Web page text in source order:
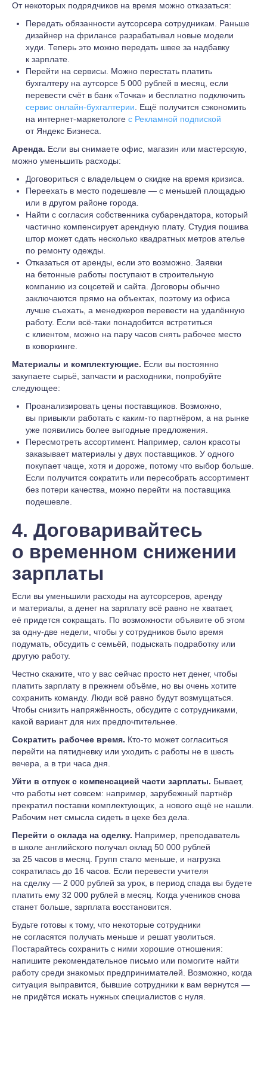
От некоторых подрядчиков на время можно отказаться:
Передать обязанности аутсорсера сотрудникам.
Раньше
дизайнер на фрилансе разрабатывал новые модели
худи. Теперь это можно передать швее за надбавку
к зарплате.
Перейти на сервисы. Можно перестать платить
бухгалтеру на аутсорсе 5 000 рублей в месяц, если
перевести счёт в банк «Точка» и бесплатно подключить
сервис онлайн-бухгалтерии . Ещё получится сэкономить
на интернет-маркетологе с Рекламной подпиской
от Яндекс Бизнеса.
Аренда. Если вы снимаете офис, магазин или мастерскую,
можно уменьшить расходы:
Договориться с владельцем о скидке на время кризиса.
Переехать в место подешевле — с меньшей площадью
или в другом районе города.
Найти с согласия собственника субарендатора, который
частично компенсирует арендную плату. Студия пошива
штор может сдать несколько квадратных метров ателье
по ремонту одежды.
Отказаться от аренды, если это возможно. Заявки
на бетонные работы поступают в строительную
компанию из соцсетей и сайта. Договоры обычно
заключаются прямо на объектах, поэтому из офиса
лучше съехать, а менеджеров перевести на удалённую
работу. Если всё-таки понадобится встретиться
с клиентом, можно на пару часов снять рабочее место
в коворкинге.
Материалы и комплектующие. Если вы постоянно
закупаете сырьё, запчасти и расходники, попробуйте
следующее:
Проанализировать цены поставщиков. Возможно,
вы привыкли работать с каким-то партнёром, а на рынке
уже появились более выгодные предложения.
Пересмотреть ассортимент. Например, салон красоты
заказывает материалы у двух поставщиков. У одного
покупает чаще, хотя и дороже, потому что выбор больше.
Если получится сократить или пересобрать ассортимент
без потери качества, можно перейти на поставщика
подешевле.
4. Договаривайтесь
о временном снижении
зарплаты
Если вы уменьшили расходы на аутсорсеров, аренду
и материалы, а денег на зарплату всё равно не хватает,
её придется сокращать. По возможности объявите об этом
за одну-две недели, чтобы у сотрудников было время
подумать, обсудить с семьёй, подыскать подработку или
другую работу.
Честно скажите, что у вас сейчас просто нет денег, чтобы
платить зарплату в прежнем объёме, но вы очень хотите
сохранить команду. Люди всё равно будут возмущаться.
Чтобы снизить напряжённость, обсудите с сотрудниками,
какой вариант для них предпочтительнее.
Сократить рабочее время. Кто-то может согласиться
перейти на пятидневку или уходить с работы не в шесть
вечера, а в три часа дня.
Уйти в отпуск с компенсацией части зарплаты. Бывает,
что работы нет совсем: например, зарубежный партнёр
прекратил поставки комплектующих, а нового ещё не нашли.
Рабочим нет смысла сидеть в цехе без дела.
Перейти с оклада на сделку. Например, преподаватель
в школе английского получал оклад 50 000 рублей
за 25 часов в месяц. Групп стало меньше, и нагрузка
сократилась до 16 часов. Если перевести учителя
на сделку — 2 000 рублей за урок, в период спада вы будете
платить ему 32 000 рублей в месяц. Когда учеников снова
станет больше, зарплата восстановится.
Будьте готовы к тому, что некоторые сотрудники
не согласятся получать меньше и решат уволиться.
Постарайтесь сохранить с ними хорошие отношения:
напишите рекомендательное письмо или помогите найти
работу среди знакомых предпринимателей. Возможно, когда
ситуация выправится, бывшие сотрудники к вам вернутся —
не придётся искать нужных специалистов с нуля.